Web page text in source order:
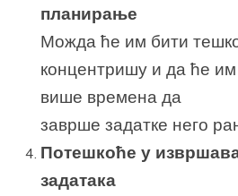
планирање
Можда ће им бити
концентришу и да ће
више времена да
заврше задатке него
Потешкоће у
задатака